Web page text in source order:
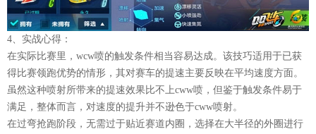
4、实战心得：
在实际比赛里，wcw喷的触发条件相当容易达成。该技巧适用于已获
得比赛领跑优势的情形，其对赛车的提速主要反映在平均速度方面。
虽然这种喷射所带来的提速效果比不上cww喷，但鉴于触发条件易于
满足，整体而言，对速度的提升并不逊色于cww喷射。
在过弯抢跑阶段，无需过于贴近赛道内圈，选择在大半径的外圈进行